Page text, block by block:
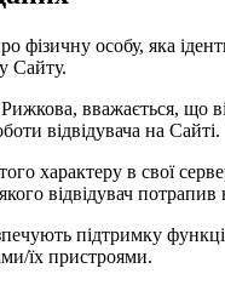
фізичну особу, яка
Сайту.
вважається, що
відвідувача на Сайті.
характеру в свої
якого відвідувач
підтримку
їх пристроями.